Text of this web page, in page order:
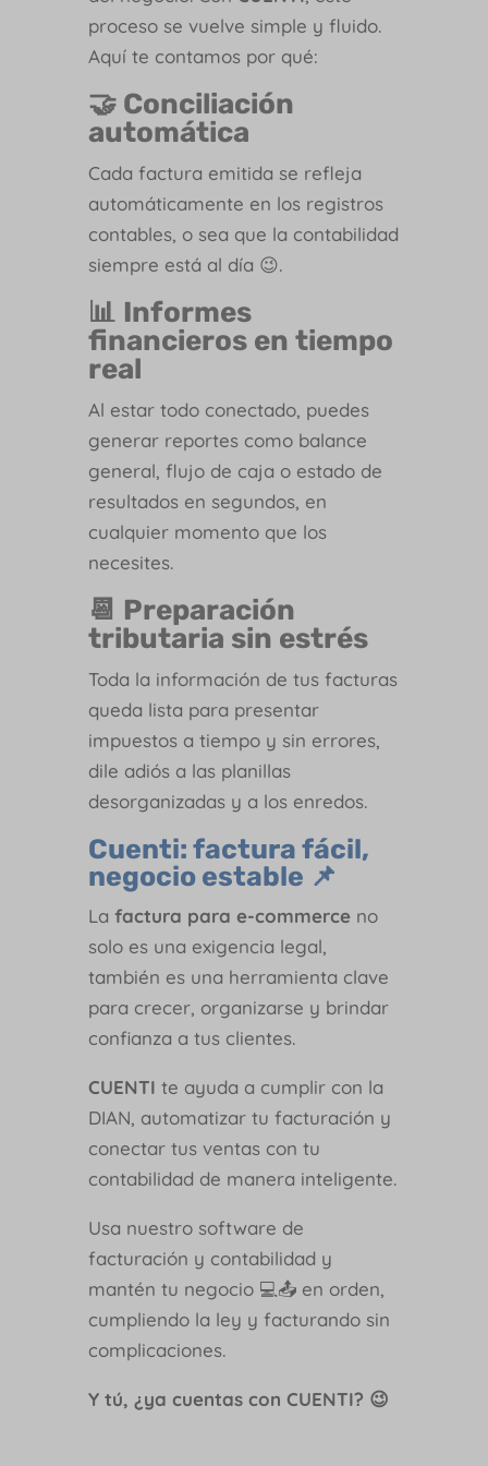
proceso se vuelve simple y fluido.
Aquí te contamos por qué:
🤝 Conciliación
automática
Cada factura emitida se refleja
automáticamente en los registros
contables, o sea que la contabilidad
siempre está al día 😉.
📊 Informes
financieros en tiempo
real
Al estar todo conectado, puedes
generar reportes como balance
general, flujo de caja o estado de
resultados en segundos, en
cualquier momento que los
necesites.
📆 Preparación
tributaria sin estrés
Toda la información de tus facturas
queda lista para presentar
impuestos a tiempo y sin errores,
dile adiós a las planillas
desorganizadas y a los enredos.
Cuenti: factura fácil,
negocio estable 📌
La factura para e-commerceno
solo es una exigencia legal,
también es una herramienta clave
para crecer, organizarse y brindar
confianza a tus clientes.
CUENTI te ayuda a cumplir con la
DIAN, automatizar tu facturación y
conectar tus ventas con tu
contabilidad de manera inteligente.
Usa nuestro software de
facturación y contabilidad y
mantén tu negocio 💻📤 en orden,
cumpliendo la ley y facturando sin
complicaciones.
Y tú, ¿ya cuentas con CUENTI? 😉